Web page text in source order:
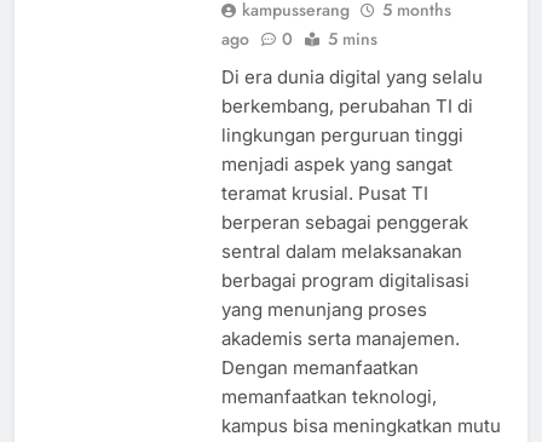
kampusserang
5 months
ago
0 5 mins
Di era dunia digital yang selalu
berkembang, perubahan TI di
lingkungan perguruan tinggi
menjadi aspek yang sangat
teramat krusial. Pusat TI
berperan sebagai penggerak
sentral dalam melaksanakan
berbagai program digitalisasi
yang menunjang proses
akademis serta manajemen.
Dengan memanfaatkan
memanfaatkan teknologi,
kampus bisa meningkatkan mutu